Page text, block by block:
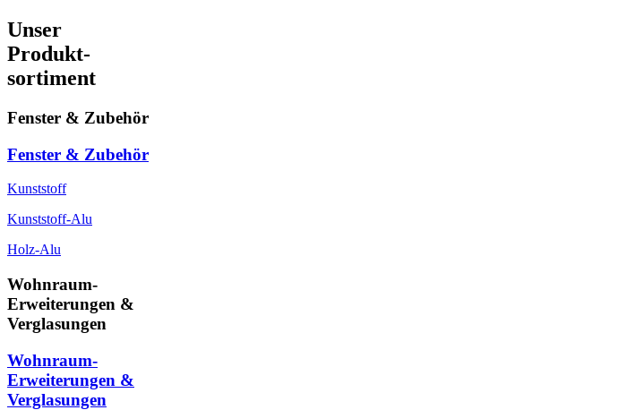
Unser
Produkt-
sortiment
Fenster & Zubehör
Fenster & Zubehör
Kunststoff
Kunststoff-Alu
Holz-Alu
Wohnraum-
Erweiterungen &
Verglasungen
Wohnraum-
Erweiterungen &
Verglasungen